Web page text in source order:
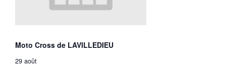
Moto Cross de LAVILLEDIEU
29 août